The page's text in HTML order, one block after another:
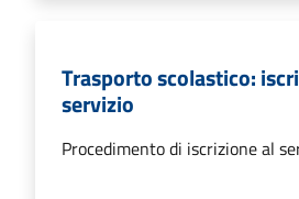
Trasporto scolastico:
servizio
Procedimento di iscrizione al